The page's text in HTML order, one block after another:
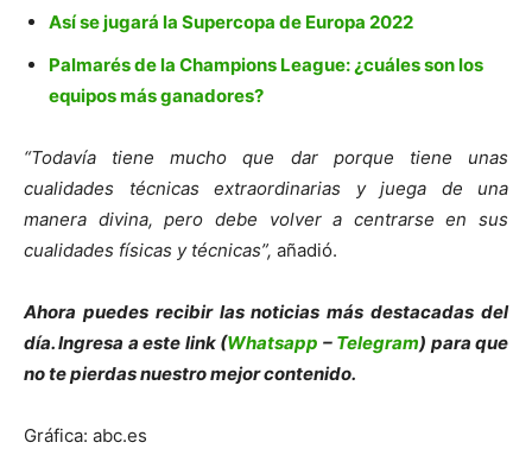
Así se jugará la Supercopa de Europa 2022
Palmarés de la Champions League: ¿cuáles son los
equipos más ganadores?
“Todavía tiene mucho que dar porque tiene unas
cualidades técnicas extraordinarias y juega de una
manera divina, pero debe volver a centrarse en sus
cualidades físicas y técnicas”, añadió.
Ahora puedes recibir las noticias más destacadas del
día. Ingresa a este link (Whatsapp – Telegram) para que
no te pierdas nuestro mejor contenido.
Gráfica: abc.es